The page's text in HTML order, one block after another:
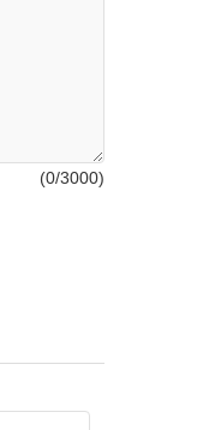
(0/3000)